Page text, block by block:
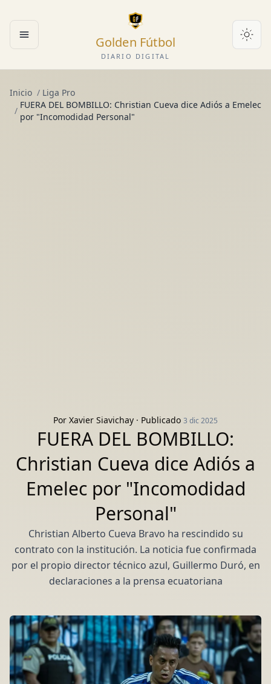
Abrir menú Golden Fútbol
DIARIO DIGITAL
Inicio / Liga Pro
/
FUERA DEL BOMBILLO: Christian Cueva dice Adiós a Emelec
por "Incomodidad Personal"
Por Xavier Siavichay · Publicado 3 dic 2025
FUERA DEL BOMBILLO:
Christian Cueva dice Adiós a
Emelec por "Incomodidad
Personal"
Christian Alberto Cueva Bravo ha rescindido su
contrato con la institución. La noticia fue confirmada
por el propio director técnico azul, Guillermo Duró, en
declaraciones a la prensa ecuatoriana